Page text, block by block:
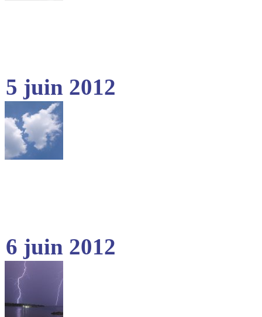
5 juin 2012
6 juin 2012